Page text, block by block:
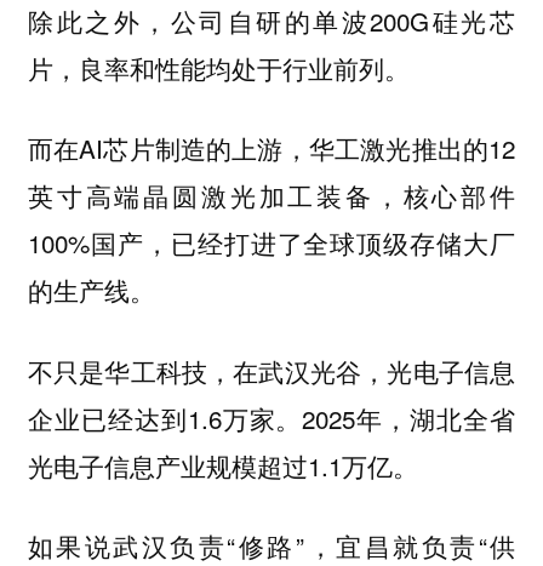
除此之外，公司自研的单波200G硅光芯
片，良率和性能均处于行业前列。
而在AI芯片制造的上游，华工激光推出的12
英寸高端晶圆激光加工装备，核心部件
100%国产，已经打进了全球顶级存储大厂
的生产线。
不只是华工科技，在武汉光谷，光电子信息
企业已经达到1.6万家。2025年，湖北全省
光电子信息产业规模超过1.1万亿。
如果说武汉负责“修路”，宜昌就负责“供